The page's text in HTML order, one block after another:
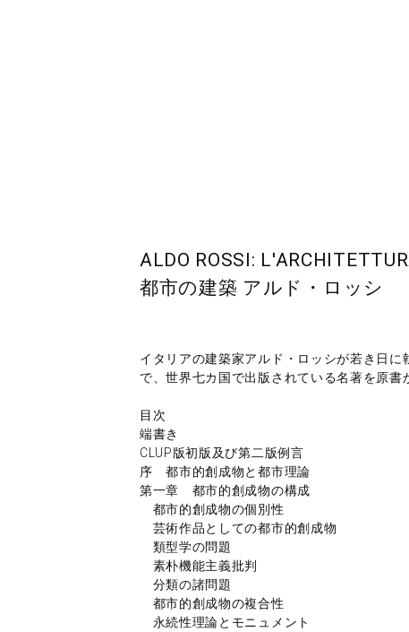
ALDO ROSSI:
都市の建築 アルド・ロッシ
イタリアの建築家アルド・ロッシが若き日
で、世界七カ国で出版されている名著を原書
目次
端書き
CLUP版初版及び第二版例言
序 都市的創成物と都市理論
第一章 都市的創成物の構成
都市的創成物の個別性
芸術作品としての都市的創成物
類型学の問題
素朴機能主義批判
分類の諸問題
都市的創成物の複合性
永続性理論とモニュメント